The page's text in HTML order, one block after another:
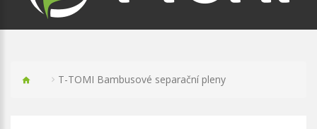
T-TOMI Bambusové separační pleny